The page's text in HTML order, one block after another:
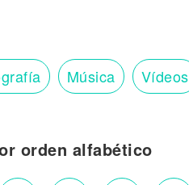
Música Vídeos
orden alfabético